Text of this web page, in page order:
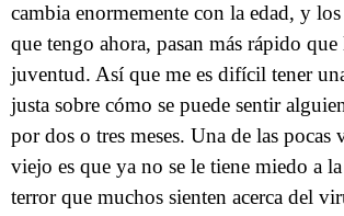
cambia enormemente con la edad, y los
que tengo ahora, pasan más rápido que
juventud. Así que me es difícil tener
justa sobre cómo se puede sentir
por dos o tres meses. Una de las pocas
viejo es que ya no se le tiene miedo a
terror que muchos sienten acerca del